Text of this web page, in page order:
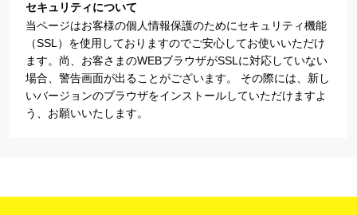
セキュリティについて
当ページはお客様の個人情報保護のためにセキュリティ機能
（SSL）を使用しておりますのでご安心してお使いいただけ
ます。尚、お客さまのWEBブラウザがSSLに対応していない
場合、警告画面が出ることがございます。 その際には、新し
いバージョンのブラウザをインストールしていただけますよ
う、お願いいたします。